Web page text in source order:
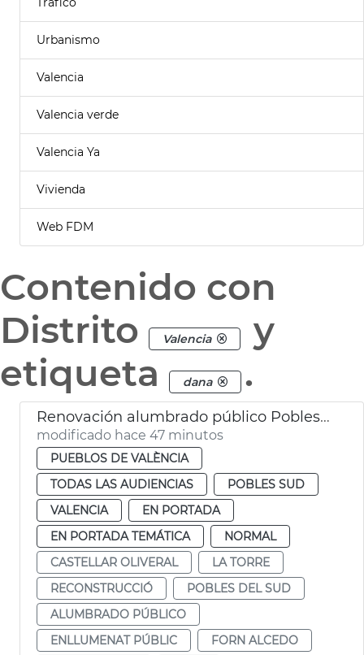
Urbanismo
Valencia
Valencia verde
Valencia Ya
Vivienda
Web FDM
Contenido con
Distrito
Valencia
y
etiqueta
dana .
Renovación alumbrado público Pobles del Sud dana
modificado hace 47 minutos
PUEBLOS DE VALÈNCIA
TODAS LAS AUDIENCIAS
POBLES SUD
VALENCIA
EN PORTADA
EN PORTADA TEMÁTICA
NORMAL
CASTELLAR OLIVERAL
LA TORRE
RECONSTRUCCIÓ
POBLES DEL SUD
ALUMBRADO PÚBLICO
ENLLUMENAT PÚBLIC
FORN ALCEDO